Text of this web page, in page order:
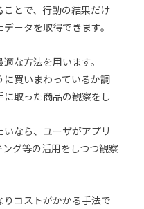
とで、行動の結果だけ
ータを取得できます。
な方法を用います。
買いまわっているか調
取った商品の観察をし
なら、ユーザがアプリ
グ等の活用をしつつ観察
コストがかかる手法で